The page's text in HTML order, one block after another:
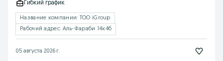
Гибкий график
Название компании: ТОО iGroup
Рабочий адрес: Аль-Фараби 14к4б
05 августа 2026 г.